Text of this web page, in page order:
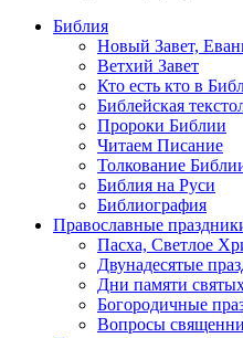
Библия
Новый Завет,
Ветхий Завет
Кто есть кто в
Библейская
Пророки Библии
Читаем Писание
Толкование
Библия на Руси
Библиография
Православные
Пасха, Светлое
Двунадесятые
Дни памяти
Богородичные
Вопросы